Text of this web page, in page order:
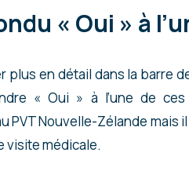
« Oui » à
plus en détail dans la barre
« Oui » à l’une de
PVT Nouvelle-Zélande mais
visite médicale.